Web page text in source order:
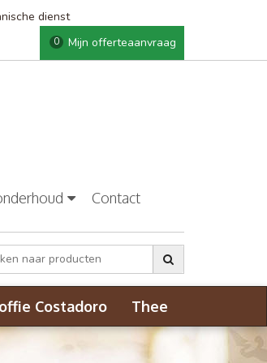
dienst
0 Mijn offerteaanvraag
Contact
Costadoro Thee